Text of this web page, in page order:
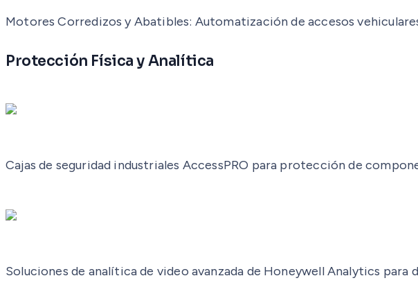
Motores Corredizos y Abatibles: Automatización de accesos
Protección Física y Analítica
Cajas de seguridad industriales AccessPRO para protección de
Soluciones de analítica de video avanzada de Honeywell Analytics